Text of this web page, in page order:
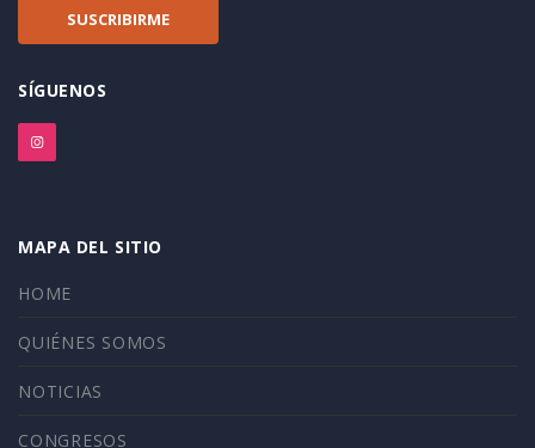
SÍGUENOS
MAPA DEL SITIO
HOME
QUIÉNES SOMOS
NOTICIAS
CONGRESOS